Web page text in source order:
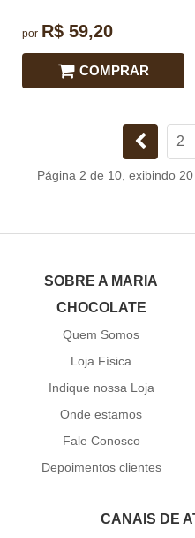
por R$ 59,20
COMPRAR
Página 2 de 10, exibindo
SOBRE A MARIA
CHOCOLATE
Quem Somos
Loja Física
Indique nossa Loja
Onde estamos
Fale Conosco
Depoimentos clientes
CANAIS DE